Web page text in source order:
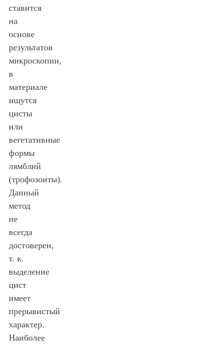
ставится
на
основе
результатов
микроскопии,
в
материале
ищутся
цисты
или
вегетативные
формы
лямблий
(трофозоиты).
Данный
метод
не
всегда
достоверен,
т. к.
выделение
цист
имеет
прерывистый
характер.
Наиболее